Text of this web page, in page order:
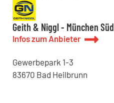
Geith & Niggl - München Süd
Infos zum Anbieter
Gewerbepark 1-3
83670 Bad Heilbrunn